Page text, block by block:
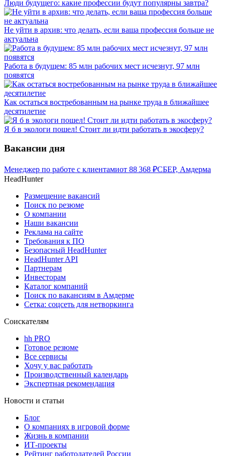
Люди будущего: какие профессии будут популярны завтра?
Не уйти в архив: что делать, если ваша профессия больше не
актуальна
Работа в будущем: 85 млн рабочих мест исчезнут, 97 млн
появятся
Как остаться востребованным на рынке труда в ближайшее
десятилетие
Я б в экологи пошел! Стоит ли идти работать в экосферу?
Вакансии дня
Менеджер по работе с клиентамиот 88 368 ₽СБЕР, Амдерма
HeadHunter
Размещение вакансий
Поиск по резюме
О компании
Наши вакансии
Реклама на сайте
Требования к ПО
Безопасный HeadHunter
HeadHunter API
Партнерам
Инвесторам
Каталог компаний
Поиск по вакансиям в Амдерме
Сетка: соцсеть для нетворкинга
Соискателям
hh PRO
Готовое резюме
Все сервисы
Хочу у вас работать
Производственный календарь
Экспертная рекомендация
Новости и статьи
Блог
О компаниях в игровой форме
Жизнь в компании
ИТ-проекты
Рейтинг работодателей России